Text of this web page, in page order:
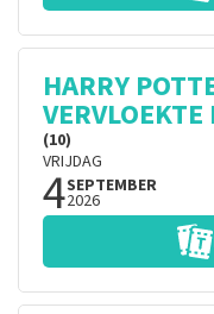
HARRY
(10)
VRIJDAG
4SEPTEMBER
2026